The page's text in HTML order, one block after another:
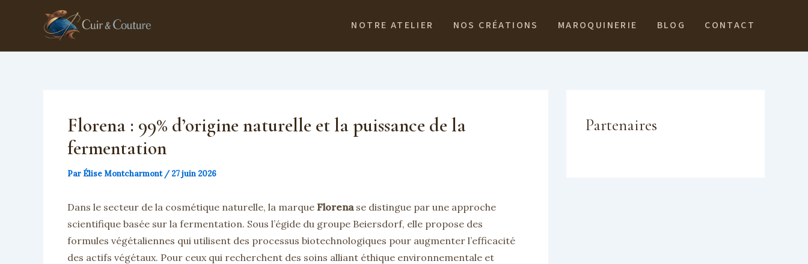
NOTRE ATELIER NOS CRÉATIONS MAROQUINERIE BLOG CONTACT
Florena : 99% d’origine naturelle et la puissance de la
fermentation
Par Élise Montcharmont /27 juin 2026
Dans le secteur de la cosmétique naturelle, la marque Florenase distingue par une approche
scientifique basée sur la fermentation. Sous l’égide du groupe Beiersdorf, elle propose des
formules végétaliennes qui utilisent des processus biotechnologiques pour augmenter l’efficacité
des actifs végétaux. Pour ceux qui recherchent des soins alliant éthique environnementale et
Partenaires